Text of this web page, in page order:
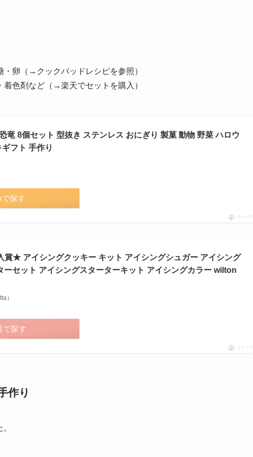
・卵（→クックパッドレシピを参照）
着色剤など（→楽天でセットを購入）
竜 8個セット 型抜き ステンレス おにぎり 製菓 動物 野菜 ハロウ
フト 手作り
探す
ポチップ
★ アイシングクッキー キット アイシングシュガー アイシング
ーセット アイシングスターターキット アイシングカラー wilton
）
で探す
ポチップ
作り